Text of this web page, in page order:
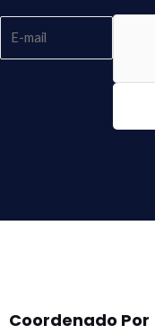
Coordenado Por